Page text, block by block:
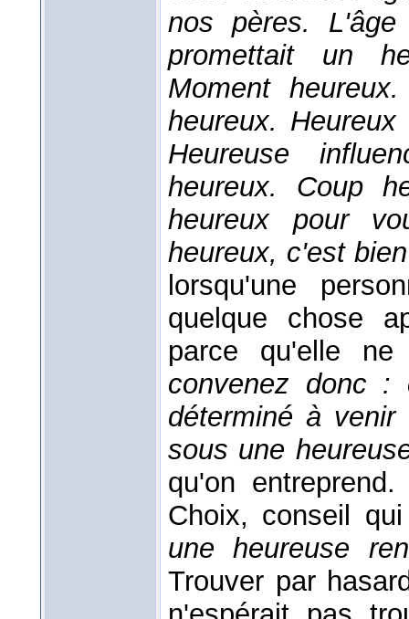
nos pères.
promettait un
Moment
heureux.
Heureuse
heureux. Coup
heureux pour
heureux, c'est
lorsqu'une
quelque chose
parce qu'elle
convenez donc :
déterminé à
sous une
qu'on
Choix, conseil
une heureuse
Trouver par